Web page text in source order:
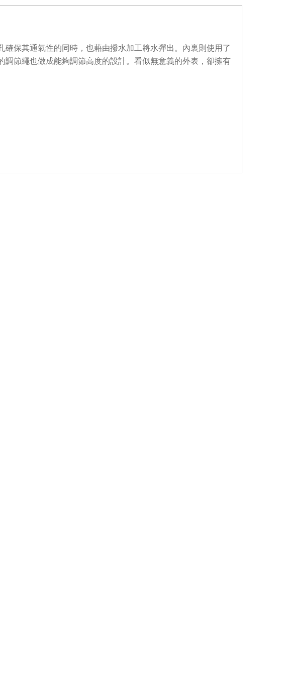
保其通氣性的同時，也藉由撥水加工將水彈出。內裏則使用了
節繩也做成能夠調節高度的設計。看似無意義的外表，卻擁有